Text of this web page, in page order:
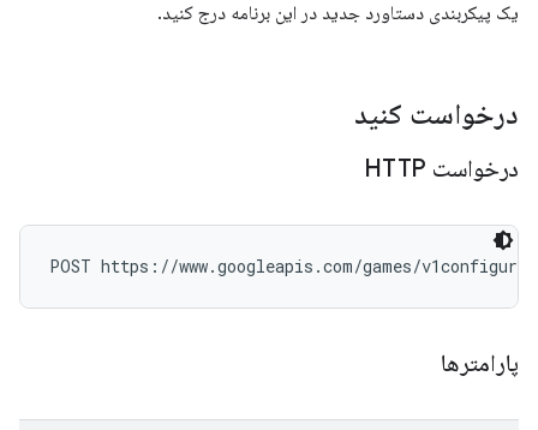
یک پیکربندی دستاورد جدید در این برنامه درج کنید.
درخواست کنید
درخواست HTTP
POST https://www.googleapis.com/games/
پارامترها